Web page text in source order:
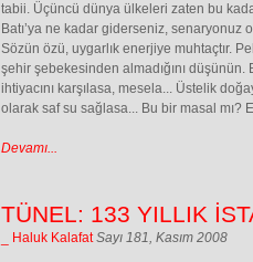
tabii. Üçüncü dünya ülkeleri zaten bu
Batı’ya ne kadar giderseniz, senaryonuz
Sözün özü, uygarlık enerjiye muhtaçtır.
şehir şebekesinden almadığını
ihtiyacını karşılasa, mesela... Üstelik
olarak saf su sağlasa... Bu bir masal mı?
Devamı...
TÜNEL: 133 YILLIK
_ Haluk Kalafat Sayı 181, Kasım 2008